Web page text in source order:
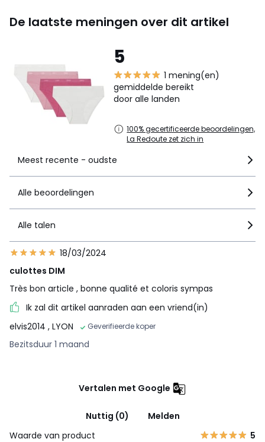
De laatste meningen over dit artikel
5
1 mening(en)
gemiddelde bereikt
door alle landen
100% gecertificeerde beoordelingen,
La Redoute zet zich in
Meest recente - oudste
Alle beoordelingen
Alle talen
18/03/2024
culottes DIM
Très bon article , bonne qualité et coloris sympas
Ik zal dit artikel aanraden aan een vriend(in)
elvis2014 , LYON Geverifieerde koper
Bezitsduur 1 maand
Vertalen met Google
Nuttig (0)
Melden
Waarde van product
5